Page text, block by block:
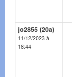
jo2855 (20a)
11/12/2023 à
18:44